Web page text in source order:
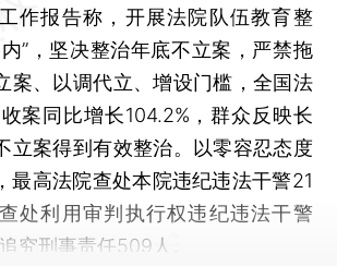
报告称，开展法院队伍教育整
”，坚决整治年底不立案，严禁拖
案、以调代立、增设门槛，全国法
案同比增长104.2%，群众反映长
立案得到有效整治。以零容忍态度
最高法院查处本院违纪违法干警21
处利用审判执行权违纪违法干警
究刑事责任509人。